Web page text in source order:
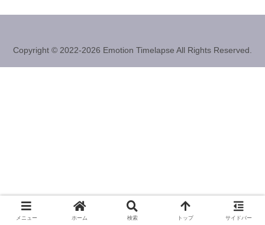
Copyright © 2022-2026 Emotion Timelapse All Rights Reserved.
メニュー ホーム 検索 トップ サイドバー